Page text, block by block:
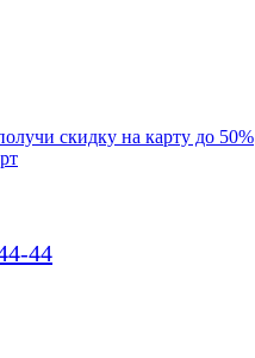
скидку на карту до 50%
44